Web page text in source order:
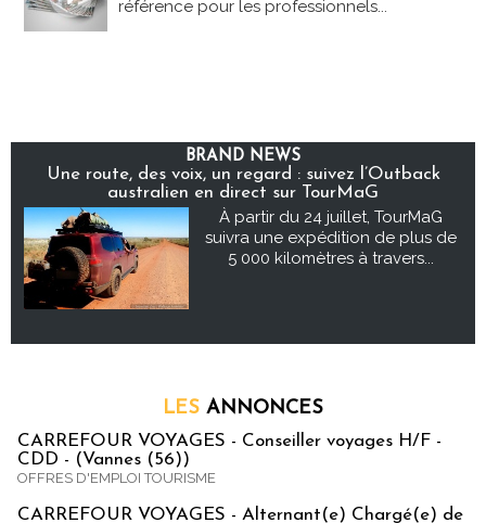
référence pour les professionnels...
BRAND NEWS
Une route, des voix, un regard : suivez l’Outback
australien en direct sur TourMaG
À partir du 24 juillet, TourMaG
suivra une expédition de plus de
5 000 kilomètres à travers...
LES ANNONCES
CARREFOUR VOYAGES - Conseiller voyages H/F -
CDD - (Vannes (56))
OFFRES D'EMPLOI TOURISME
CARREFOUR VOYAGES - Alternant(e) Chargé(e) de